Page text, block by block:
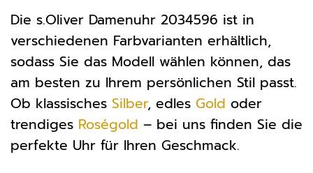
Die s.Oliver Damenuhr 2034596 ist in
verschiedenen Farbvarianten erhältlich,
sodass Sie das Modell wählen können, das
am besten zu Ihrem persönlichen Stil passt.
Ob klassisches Silber, edles Gold oder
trendiges Roségold – bei uns finden Sie die
perfekte Uhr für Ihren Geschmack.